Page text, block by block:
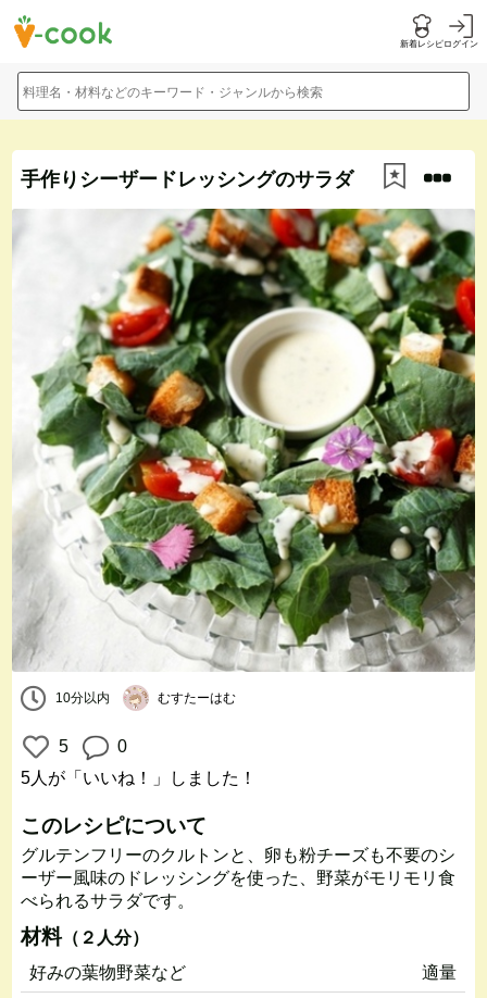
新着レシピログイン
料理名・材料などのキーワード・ジャンルから検索
手作りシーザードレッシングのサラダ
10分以内 むすたーはむ
5
0
5人 が「いいね！」しました！
このレシピについて
グルテンフリーのクルトンと、卵も粉チーズも不要のシ
ーザー風味のドレッシングを使った、野菜がモリモリ食
べられるサラダです。
材料（２人分）
好みの葉物野菜など
適量